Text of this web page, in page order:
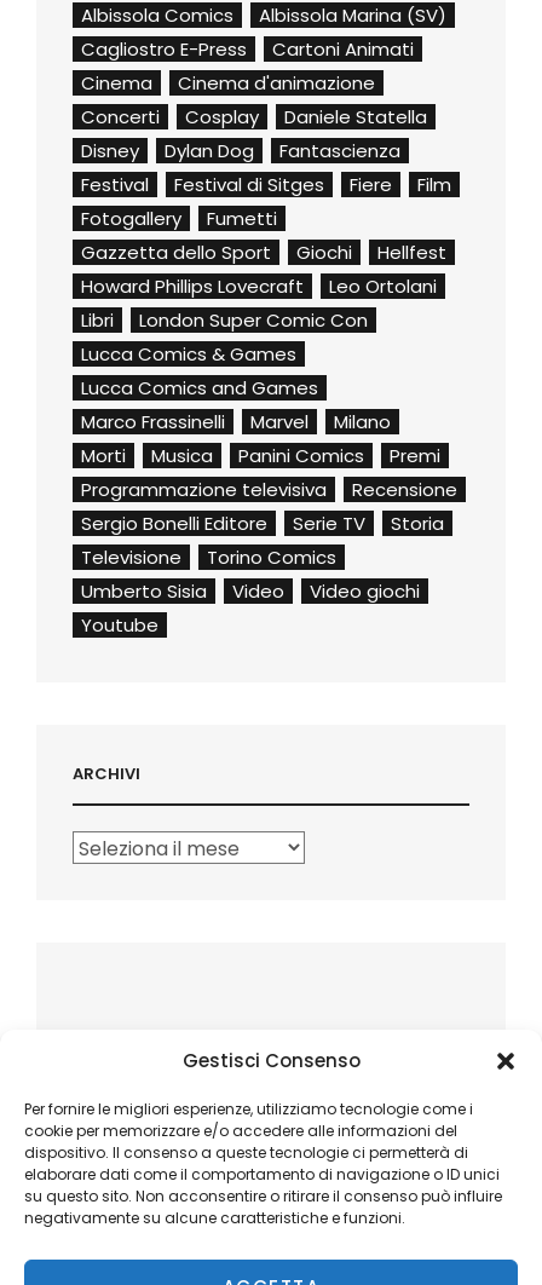
Gestisci Consenso
Per fornire le migliori esperienze, utilizziamo tecnologie come i
cookie per memorizzare e/o accedere alle informazioni del
dispositivo. Il consenso a queste tecnologie ci permetterà di
elaborare dati come il comportamento di navigazione o ID unici
su questo sito. Non acconsentire o ritirare il consenso può influire
negativamente su alcune caratteristiche e funzioni.
Albissola Comics
Albissola Marina (SV)
Cagliostro E-Press
Cartoni Animati
Cinema
Cinema d'animazione
Concerti
Cosplay
Daniele Statella
Disney
Dylan Dog
Fantascienza
Festival
Festival di Sitges Fiere
Film
Fotogallery
Fumetti
Gazzetta dello Sport
Giochi
Hellfest
Howard Phillips Lovecraft
Leo Ortolani
Libri
London Super Comic Con
Lucca Comics & Games
Lucca Comics and Games
Marco Frassinelli
Marvel
Milano
Morti
Musica Panini Comics
Premi
Programmazione televisiva
Recensione
Sergio Bonelli Editore
Serie TV
Storia
Televisione
Torino Comics
Umberto Sisia
Video
Video giochi
Youtube
ARCHIVI
Archivi